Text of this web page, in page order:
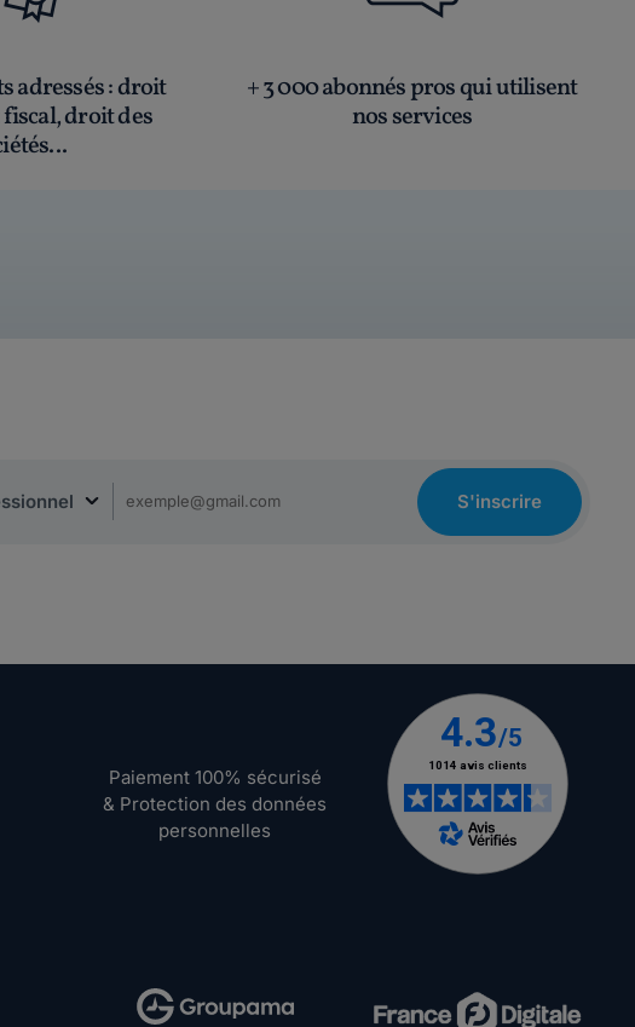
adressés: droit
droit des
+ 3 000 abonnés pros qui utilisent
nos services
S'inscrire
Paiement 100% sécurisé
& Protection des données
personnelles